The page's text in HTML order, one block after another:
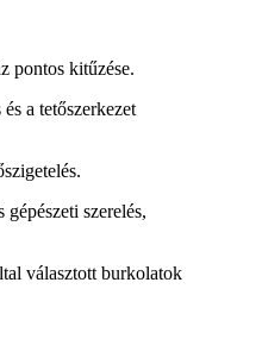
pontos kitűzése.
a tetőszerkezet
gépészeti szerelés,
választott burkolatok